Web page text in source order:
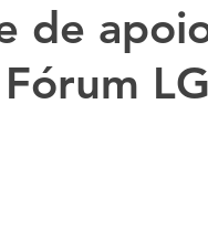
Manifesto
de